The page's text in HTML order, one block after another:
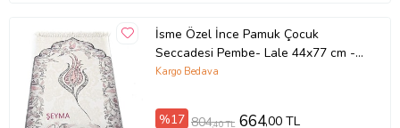
İsme Özel İnce Pamuk Çocuk
Seccadesi Pembe- Lale 44x77 cm -
180 gr - Tesbih Hediyeli
Kargo Bedava
%17 804,40 TL 664,00 TL